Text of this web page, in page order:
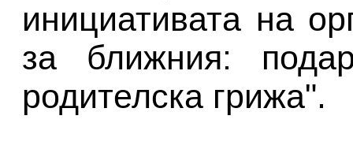
инициативата на
за ближния:
родителска грижа".